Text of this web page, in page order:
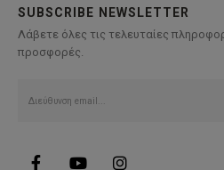
SUBSCRIBE NEWSLETTER
Λάβετε όλες τις τελευταίες
προσφορές.